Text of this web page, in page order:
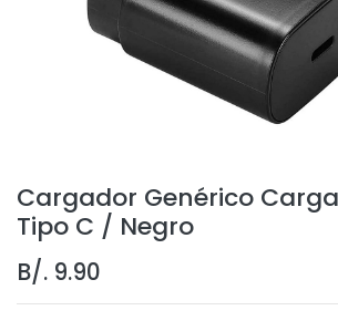
Cargador Genérico
Tipo C / Negro
B/. 9.90